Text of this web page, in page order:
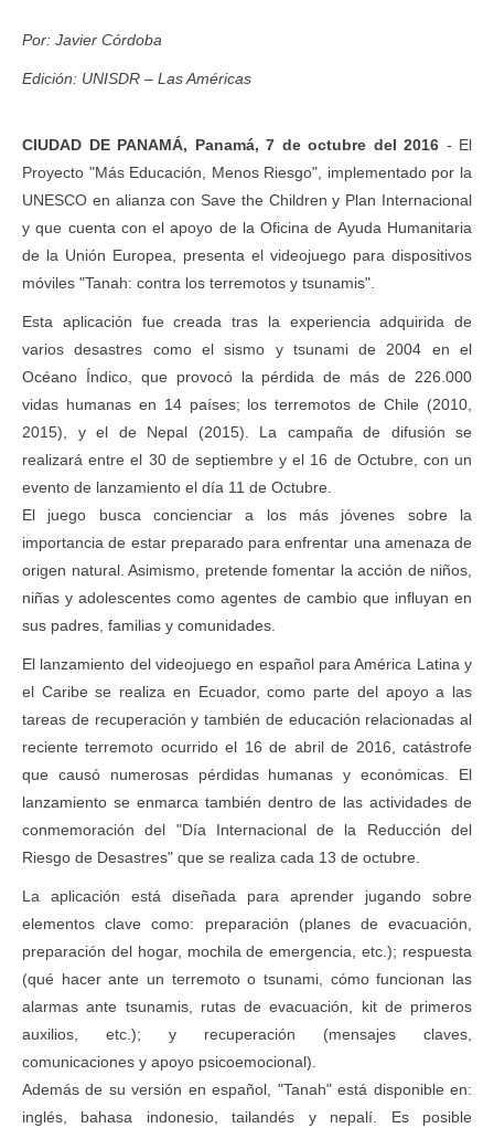
Por: Javier Córdoba
Edición: UNISDR – Las Américas
CIUDAD DE PANAMÁ, Panamá, 7 de octubre del 2016 - El
Proyecto "Más Educación, Menos Riesgo", implementado por la
UNESCO en alianza con Save the Children y Plan Internacional
y que cuenta con el apoyo de la Oficina de Ayuda Humanitaria
de la Unión Europea, presenta el videojuego para dispositivos
móviles "Tanah: contra los terremotos y tsunamis".
Esta aplicación fue creada tras la experiencia adquirida de
varios desastres como el sismo y tsunami de 2004 en el
Océano Índico, que provocó la pérdida de más de 226.000
vidas humanas en 14 países; los terremotos de Chile (2010,
2015), y el de Nepal (2015). La campaña de difusión se
realizará entre el 30 de septiembre y el 16 de Octubre, con un
evento de lanzamiento el día 11 de Octubre.
El juego busca concienciar a los más jóvenes sobre la
importancia de estar preparado para enfrentar una amenaza de
origen natural. Asimismo, pretende fomentar la acción de niños,
niñas y adolescentes como agentes de cambio que influyan en
sus padres, familias y comunidades.
El lanzamiento del videojuego en español para América Latina y
el Caribe se realiza en Ecuador, como parte del apoyo a las
tareas de recuperación y también de educación relacionadas al
reciente terremoto ocurrido el 16 de abril de 2016, catástrofe
que causó numerosas pérdidas humanas y económicas. El
lanzamiento se enmarca también dentro de las actividades de
conmemoración del "Día Internacional de la Reducción del
Riesgo de Desastres" que se realiza cada 13 de octubre.
La aplicación está diseñada para aprender jugando sobre
elementos clave como: preparación (planes de evacuación,
preparación del hogar, mochila de emergencia, etc.); respuesta
(qué hacer ante un terremoto o tsunami, cómo funcionan las
alarmas ante tsunamis, rutas de evacuación, kit de primeros
auxilios, etc.); y recuperación (mensajes claves,
comunicaciones y apoyo psicoemocional).
Además de su versión en español, "Tanah" está disponible en:
inglés, bahasa indonesio, tailandés y nepalí. Es posible